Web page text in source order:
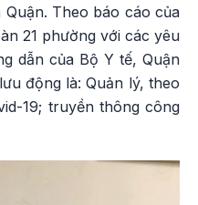
Theo báo cáo của
21 phường với các yêu
dẫn của Bộ Y tế, Quận
động là: Quản lý, theo
19; truyền thông công